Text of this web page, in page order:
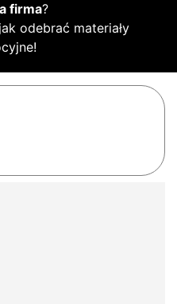
firma?
odebrać materiały